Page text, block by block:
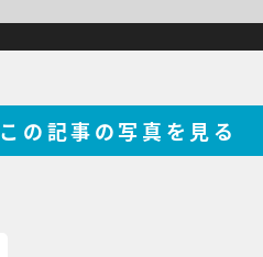
この記事の写真を見る